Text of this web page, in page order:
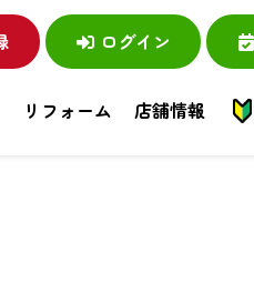
ログイン
リフォーム 店舗情報